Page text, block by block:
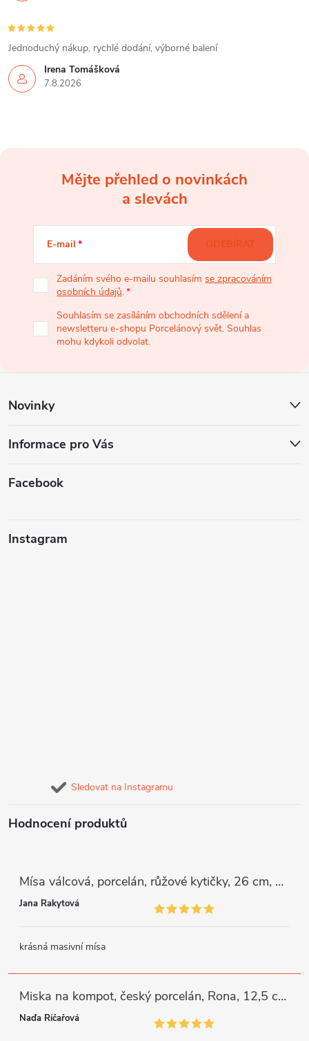
Irena Tomášková
7.8.2026
Jednoduchý nákup, rychlé dodání, výborné balení
í
Mějte přehled o novinkách
a slevách
E-mail
Zadáním svého e-mailu souhlasím se zpracováním
osobních údajů.
Souhlasím se zasíláním obchodních sdělení a
newsletteru e-shopu Porcelánový svět. Souhlas
mohu kdykoli odvolat.
ODEBÍRAT
Novinky
Informace pro Vás
Facebook
Instagram
Sledovat na Instagramu
Hodnocení produktů
Mísa válcová, porcelán, růžové kytičky, 26 cm, G. Benedikt
Jana Rakytová
krásná masivní mísa
Miska na kompot, český porcelán, Rona, 12,5 cm, bílý, G. Benedikt
Naďa Říčařová